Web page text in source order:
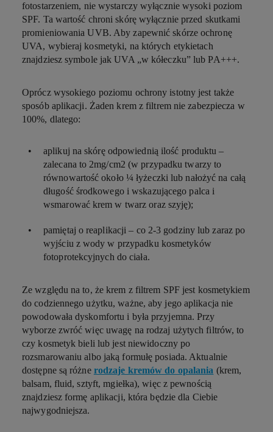
fotostarzeniem, nie wystarczy wyłącznie wysoki poziom
SPF. Ta wartość chroni skórę wyłącznie przed skutkami
promieniowania UVB. Aby zapewnić skórze ochronę
UVA, wybieraj kosmetyki, na których etykietach
znajdziesz symbole jak UVA „w kółeczku” lub PA+++.
Oprócz wysokiego poziomu ochrony istotny jest także
sposób aplikacji. Żaden krem z filtrem nie zabezpiecza w
100%, dlatego:
aplikuj na skórę odpowiednią ilość produktu –
zalecana to 2mg/cm2 (w przypadku twarzy to
równowartość około ¼ łyżeczki lub nałożyć na całą
długość środkowego i wskazującego palca i
wsmarować krem w twarz oraz szyję);
pamiętaj o reaplikacji – co 2-3 godziny lub zaraz po
wyjściu z wody w przypadku kosmetyków
fotoprotekcyjnych do ciała.
Ze względu na to, że krem z filtrem SPF jest kosmetykiem
do codziennego użytku, ważne, aby jego aplikacja nie
powodowała dyskomfortu i była przyjemna. Przy
wyborze zwróć więc uwagę na rodzaj użytych filtrów, to
czy kosmetyk bieli lub jest niewidoczny po
rozsmarowaniu albo jaką formułę posiada. Aktualnie
dostępne są różne rodzaje kremów do opalania (krem,
balsam, fluid, sztyft, mgiełka), więc z pewnością
znajdziesz formę aplikacji, która będzie dla Ciebie
najwygodniejsza.